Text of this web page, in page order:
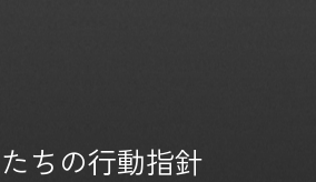
ちの行動指針